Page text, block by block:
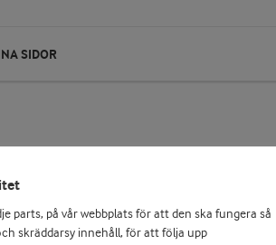
SIDOR
parts, på vår webbplats för att den ska fungera så
skräddarsy innehåll, för att följa upp